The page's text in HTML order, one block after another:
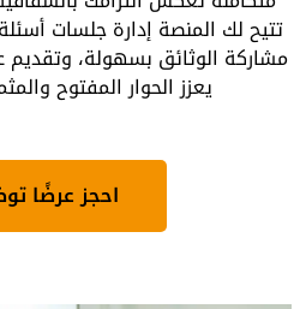
تتيح لك المنصة إدارة جلسات
مشاركة الوثائق بسهولة، وتقديم
يعزز الحوار المفتوح
احجز عرضًا